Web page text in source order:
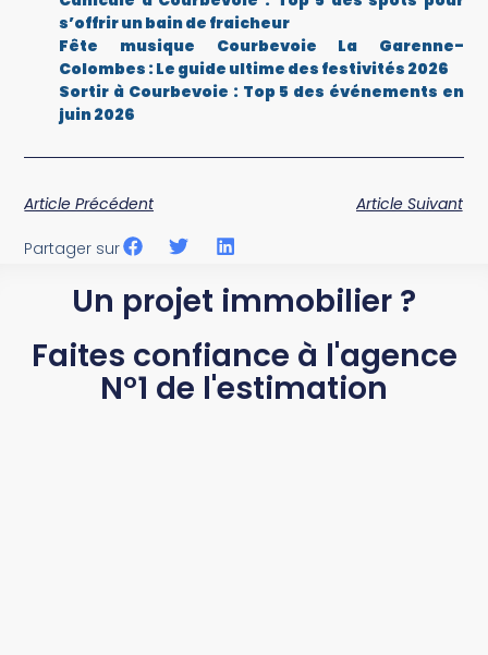
s’offrir un bain de fraicheur
Fête musique Courbevoie La Garenne-
Colombes : Le guide ultime des festivités 2026
Sortir à Courbevoie : Top 5 des événements en
juin 2026
Article Précédent Article Suivant
Partager sur
Un projet immobilier ?
Faites confiance à l'agence
N°1 de l'estimation